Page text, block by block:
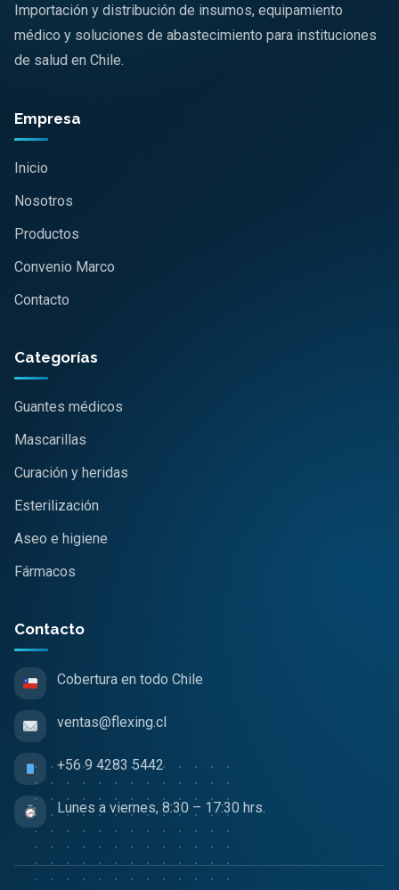
Importación y distribución de insumos, equipamiento
médico y soluciones de abastecimiento para instituciones
de salud en Chile.
Empresa
Inicio
Nosotros
Productos
Convenio Marco
Contacto
Categorías
Guantes médicos
Mascarillas
Curación y heridas
Esterilización
Aseo e higiene
Fármacos
Contacto
Cobertura en todo Chile
ventas@flexing.cl
+56 9 4283 5442
Lunes a viernes, 8:30 – 17:30 hrs.